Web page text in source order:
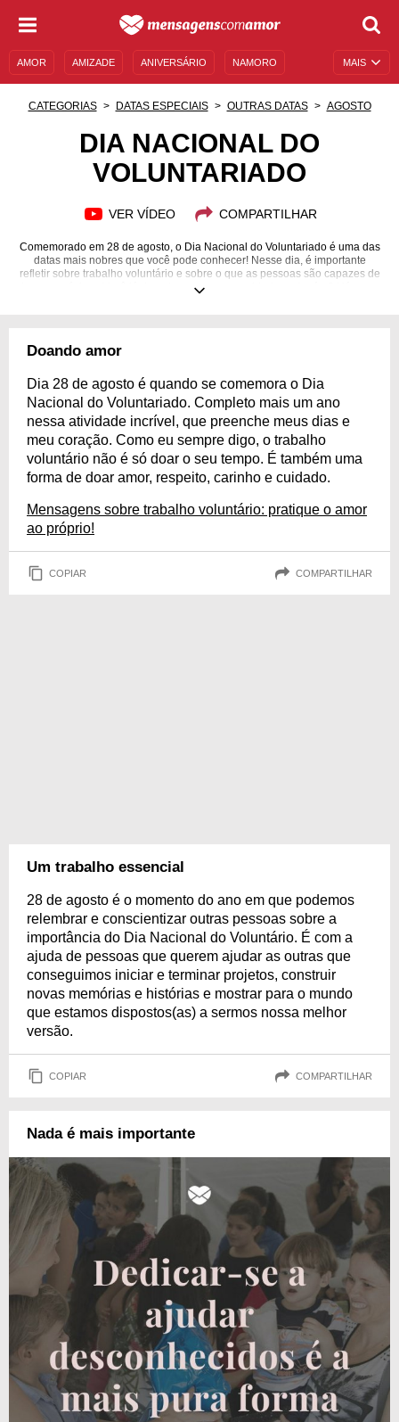
MAIS
AMOR AMIZADE ANIVERSÁRIO NAMORO
MENSAGENS E FRASES MENSAGENS DE ANIVERSÁRIO
CATEGORIAS DATAS ESPECIAIS OUTRAS DATAS AGOSTO
DIA NACIONAL DO
VOLUNTARIADO
VER VÍDEO COMPARTILHAR
Comemorado em 28 de agosto, o Dia Nacional do Voluntariado é uma das
datas mais nobres que você pode conhecer! Nesse dia, é importante
refletir sobre trabalho voluntário e sobre o que as pessoas são capazes de
doar ao próximo. Você já doou tempo, amor e cuidado a alguém? Há quem
mensagens sobre voluntariado e reflita sobre esse ato tão nobre!
Doando amor
Dia 28 de agosto é quando se comemora o Dia
Nacional do Voluntariado. Completo mais um ano
nessa atividade incrível, que preenche meus dias e
meu coração. Como eu sempre digo, o trabalho
voluntário não é só doar o seu tempo. É também uma
forma de doar amor, respeito, carinho e cuidado.
Mensagens sobre trabalho voluntário: pratique o amor
ao próprio!
COPIAR COMPARTILHAR
Um trabalho essencial
28 de agosto é o momento do ano em que podemos
relembrar e conscientizar outras pessoas sobre a
importância do Dia Nacional do Voluntário. É com a
ajuda de pessoas que querem ajudar as outras que
conseguimos iniciar e terminar projetos, construir
novas memórias e histórias e mostrar para o mundo
que estamos dispostos(as) a sermos nossa melhor
versão.
COPIAR COMPARTILHAR
Nada é mais importante